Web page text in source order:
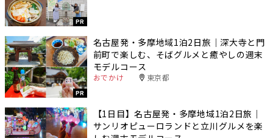
PR
PR
名古屋発・多摩地域1泊2日旅｜深大寺と門
前町で楽しむ、そばグルメと癒やしの週末
モデルコース
おでかけ 東京都
【1日目】名古屋発・多摩地域1泊2日旅｜
サンリオピューロランドと立川グルメを楽